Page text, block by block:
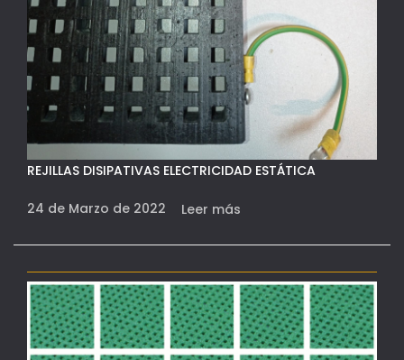
REJILLAS DISIPATIVAS ELECTRICIDAD ESTÁTICA
24 de Marzo de 2022 Leer más